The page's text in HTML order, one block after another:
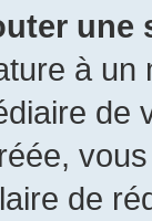
une
à un
de